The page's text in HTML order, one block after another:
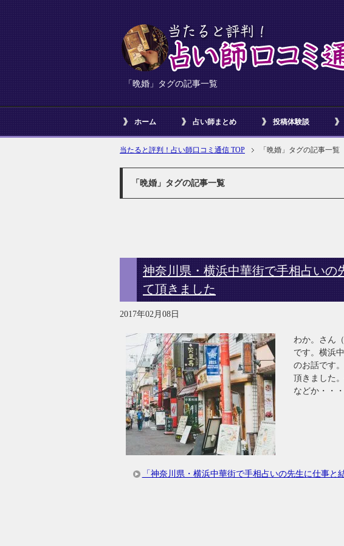
「晩婚」タグの記事一覧
ホーム 占い師まとめ 投稿体験談
当たると評判！占い師口コミ通信 TOP 「晩婚」タグの記事一覧
「晩婚」タグの記事一覧
神奈川県・横浜中華街で手相占いの
て頂きました
2017年02月08日
わか。さん
です。横浜
のお話です
頂きました
などか・・・
「神奈川県・横浜中華街で手相占いの先生に仕事